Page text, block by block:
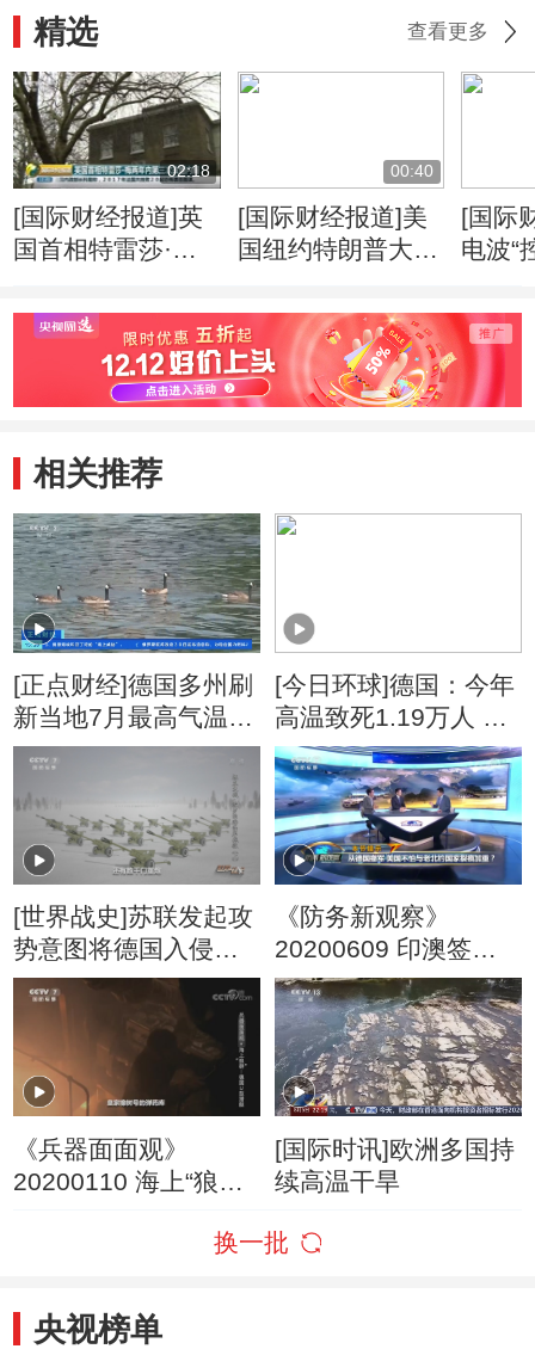
精选 查看更多
02:18
[国际财经报道]英
国首相特雷莎·梅
内阁
00:40
[国际财经报道]美
国纽约特朗普大厦
[国际
电波“
相关推荐
[正点财经]德国多州刷
新当地7月最高气温纪
录
[今日环球]德国：今年
高温致死1.19万人 刷
新历史纪录
[世界战史]苏联发起攻
势意图将德国入侵者
赶出苏联本土
《防务新观察》
20200609 印澳签军
事协定 美从德国大批
撤军 频繁军事异动美
国在作何打算？
《兵器面面观》
20200110 海上“狼
[国际时讯]欧洲多国持
续高温干旱
换一批
央视榜单